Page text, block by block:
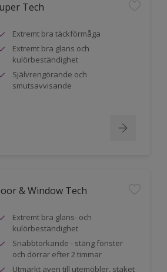
Tech
Extremt bra täckförmåga
Extremt bra glans och
kulörbeständighet
Självrengörande och
smutsavvisande
& Window Tech
Extremt bra glans- och
kulörbeständighet
Snabbtorkande - stäng fönster
och dörrar efter 2 timmar
Utmärkt även till utemöbler, staket